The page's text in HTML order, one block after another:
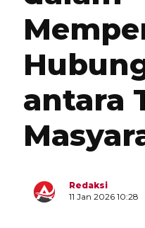
antara
Redaksi
11 Jan 2026 10:28